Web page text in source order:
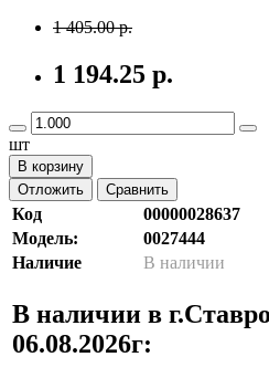
1 405.00 р.
1 194.25 р.
шт
В корзину
Отложить
Сравнить
Код
00000028637
Модель:
0027444
Наличие
В наличии
В наличии в
06.08.2026г: